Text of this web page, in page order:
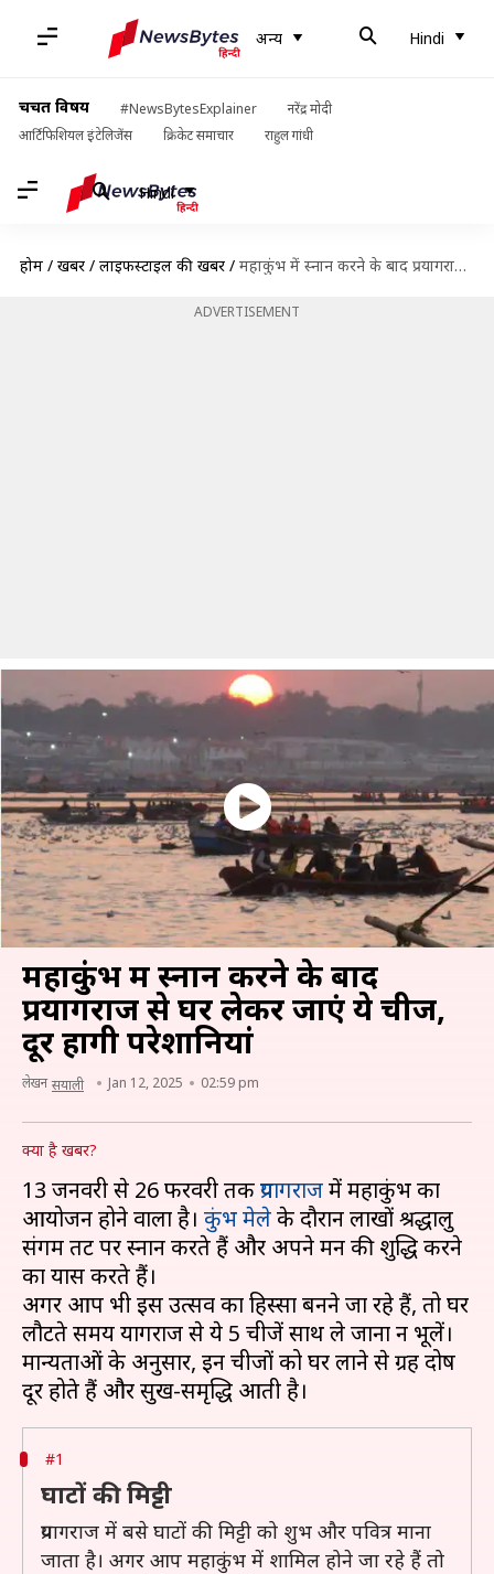
अन्य Hindi
चर्चित विषय #NewsBytesExplainer
नरेंद्र मोदी
आर्टिफिशियल इंटेलिजेंस
क्रिकेट समाचार राहुल गांधी
Hindi
होम / खबरें / लाइफस्टाइल की खबरें / महाकुंभ में स्नान करने के बाद प्रयागराज से घर लेकर जाएं ये चीजें, दूर होंगी परेशानियां
ADVERTISEMENT
महाकुंभ में स्नान करने के बाद
प्रयागराज से घर लेकर जाएं ये चीजें,
दूर होंगी परेशानियां
लेखन सयाली Jan 12, 2025 02:59 pm
क्या है खबर?
13 जनवरी से 26 फरवरी तकप्रयागराजमें महाकुंभ का
आयोजन होने वाला है। कुंभ मेलेके दौरान लाखों श्रद्धालु
संगम तट पर स्नान करते हैं और अपने मन की शुद्धि करने
का प्रयास करते हैं।
अगर आप भी इस उत्सव का हिस्सा बनने जा रहे हैं, तो घर
लौटते समय प्रयागराज से ये 5 चीजें साथ ले जाना न भूलें।
मान्यताओं के अनुसार, इन चीजों को घर लाने से ग्रह दोष
#1
घाटों की मिट्टी
प्रयागराज में बसे घाटों की मिट्टी को शुभ और पवित्र माना
जाता है। अगर आप महाकुंभ में शामिल होने जा रहे हैं तो